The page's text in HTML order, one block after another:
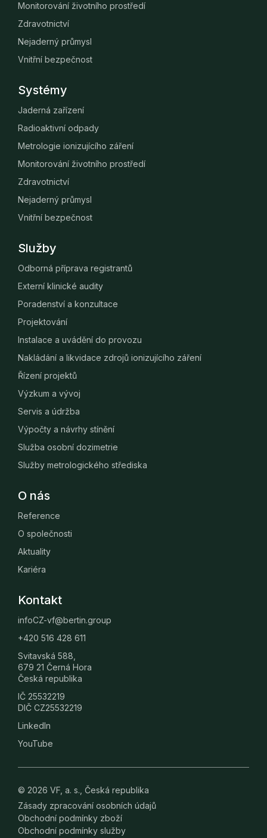
Monitorování životního prostředí
Zdravotnictví
Nejaderný průmysl
Vnitřní bezpečnost
Systémy
Jaderná zařízení
Radioaktivní odpady
Metrologie ionizujícího záření
Monitorování životního prostředí
Zdravotnictví
Nejaderný průmysl
Vnitřní bezpečnost
Služby
Odborná příprava registrantů
Externí klinické audity
Poradenství a konzultace
Projektování
Instalace a uvádění do provozu
Nakládání a likvidace zdrojů ionizujícího záření
Řízení projektů
Výzkum a vývoj
Servis a údržba
Výpočty a návrhy stínění
Služba osobní dozimetrie
Služby metrologického střediska
O nás
Reference
O společnosti
Aktuality
Kariéra
Kontakt
infoCZ-vf@bertin.group
+420 516 428 611
Svitavská 588,
679 21 Černá Hora
Česká republika
IČ 25532219
DIČ CZ25532219
LinkedIn
YouTube
© 2026 VF, a. s., Česká republika
Zásady zpracování osobních údajů
Obchodní podmínky zboží
Obchodní podmínky služby